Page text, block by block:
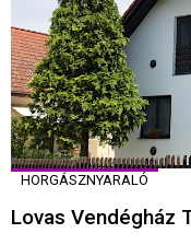
HORGÁSZNYARALÓ
Lovas Vendégház